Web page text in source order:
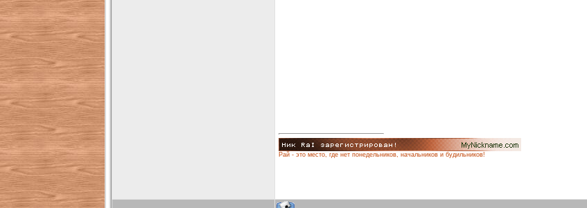
Рай - это место, где нет понедельников, начальников и будильников!